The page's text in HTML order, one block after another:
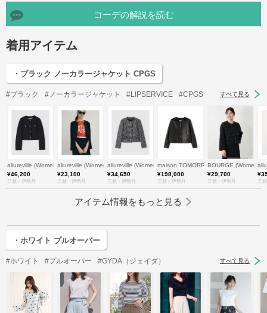
コーデの解説を読む
着用アイテム
・ブラック ノーカラージャケット CPGS
#ブラック #ノーカラージャケット #LIPSERVICE #CPGS すべて見る
allureville (Women)/アルアバイル
¥46,200
三越・伊勢丹
allureville (Women)/アルアバイル
¥23,100
三越・伊勢丹
allureville (Women)/アルアバイル
¥34,650
三越・伊勢丹
maison TOMORROWLAND/メゾン トゥ
¥198,000
三越・伊勢丹
BOURGE (Women)/
¥29,700
三越・伊勢丹 三
アイテム情報をもっと見る
・ホワイト プルオーバー
#ホワイト #プルオーバー #GYDA（ジェイダ） すべて見る